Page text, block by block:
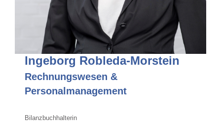
Ingeborg Robleda-Morstein
Rechnungswesen &
Personalmanagement
Bilanzbuchhalterin